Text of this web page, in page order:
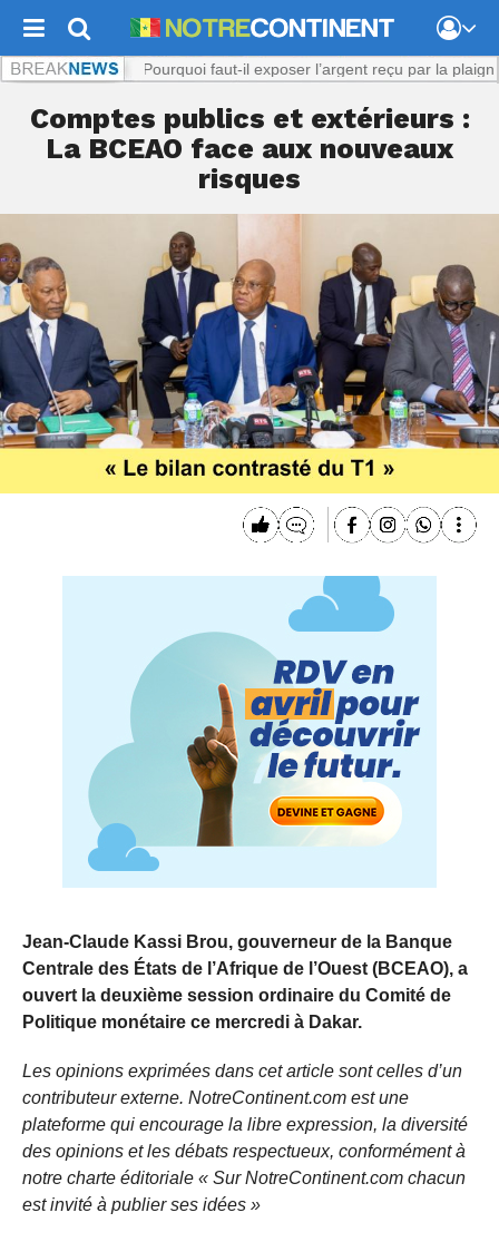
présumé : Pourquoi faut-il exposer l’argent reçu par la plaignante ?
Comptes publics et extérieurs :
La BCEAO face aux nouveaux
risques
Jean-Claude Kassi Brou, gouverneur de la Banque
Centrale des États de l’Afrique de l’Ouest (BCEAO), a
ouvert la deuxième session ordinaire du Comité de
Politique monétaire ce mercredi à Dakar.
Les opinions exprimées dans cet article sont celles d’un
contributeur externe. NotreContinent.com est une
plateforme qui encourage la libre expression, la diversité
des opinions et les débats respectueux, conformément à
notre charte éditoriale « Sur NotreContinent.com chacun
est invité à publier ses idées »